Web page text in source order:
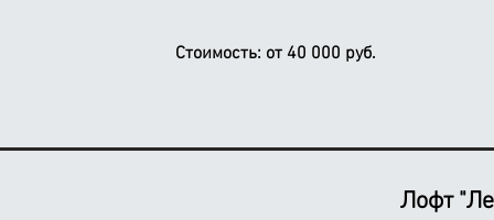
Стоимость: от 40 000 руб.
Лофт "